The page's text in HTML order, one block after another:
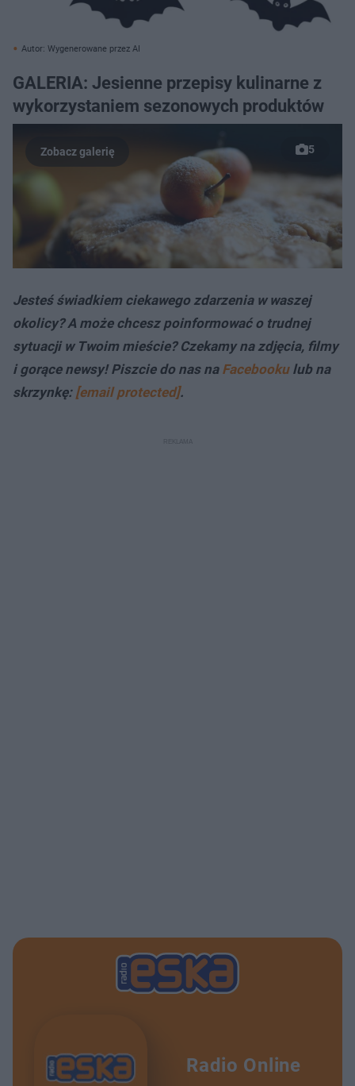
Autor: Wygenerowane przez AI
GALERIA: Jesienne przepisy kulinarne z
wykorzystaniem sezonowych produktów
5
Jesteś świadkiem ciekawego zdarzenia w waszej
okolicy? A może chcesz poinformować o trudnej
sytuacji w Twoim mieście? Czekamy na zdjęcia, filmy
i gorące newsy! Piszcie do nas na Facebookulub na
skrzynkę: [email protected].
Radio Online